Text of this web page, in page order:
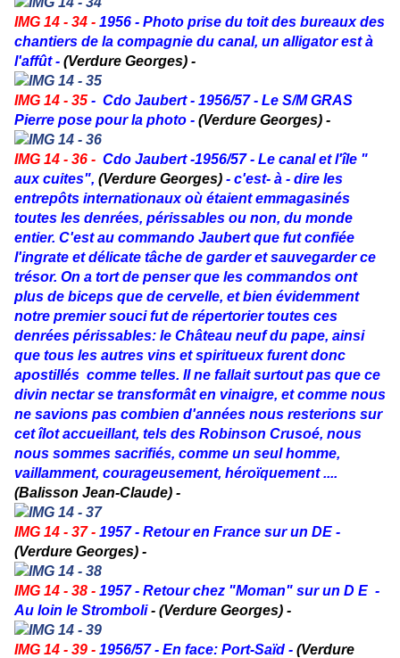
IMG 14 - 34 - 1956 - Photo prise du toit des bureaux des
chantiers de la compagnie du canal, un alligator est à
l'affût - (Verdure Georges) -
IMG 14 - 35 - Cdo Jaubert - 1956/57 - Le S/M GRAS
Pierre pose pour la photo - (Verdure Georges) -
IMG 14 - 36 - Cdo Jaubert -1956/57 - Le canal et l'île "
aux cuites", (Verdure Georges) - c'est- à - dire les
entrepôts internationaux où étaient emmagasinés
toutes les denrées, périssables ou non, du monde
entier. C'est au commando Jaubert que fut confiée
l'ingrate et délicate tâche de garder et sauvegarder ce
trésor. On a tort de penser que les commandos ont
plus de biceps que de cervelle, etbien évidemment
notre premier souci fut de répertorier toutes ces
denrées périssables: le Château neuf du pape, ainsi
que tous les autres vins et spiritueux furent donc
apostillés comme telles. Il ne fallait surtout pas que ce
divin nectar se transformât en vinaigre, et comme nous
ne savions pas combien d'années nous resterions sur
cet îlot accueillant, tels des Robinson Crusoé, nous
nous sommes sacrifiés, comme un seul homme,
vaillamment, courageusement, héroïquement ....
(Balisson Jean-Claude) -
IMG 14 - 37 - 1957 - Retour en France sur un DE -
(Verdure Georges) -
IMG 14 - 38 - 1957 - Retour chez "Moman" sur un D E -
Au loin le Stromboli- (Verdure Georges) -
IMG 14 - 39 - 1956/57 - En face: Port-Saïd - (Verdure